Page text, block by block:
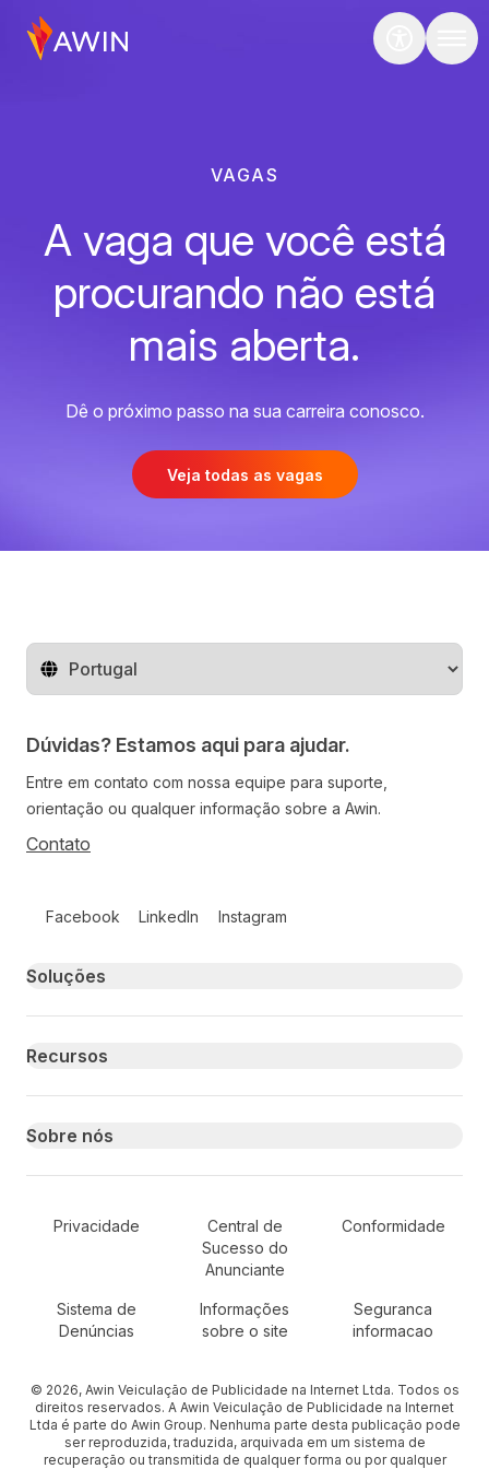
VAGAS
A vaga que você está
procurando não está
mais aberta.
Dê o próximo passo na sua carreira conosco.
Veja todas as vagas
Mude o território
Dúvidas? Estamos aqui para ajudar.
Entre em contato com nossa equipe para suporte,
orientação ou qualquer informação sobre a Awin.
Contato
Facebook LinkedIn Instagram
Primary footer navigation
Soluções
Recursos
Sobre nós
Secondary Footer Navigation
Privacidade
Central de
Sucesso do
Anunciante
Conformidade
Sistema de
Denúncias
Informações
sobre o site
Seguranca
informacao
© 2026, Awin Veiculação de Publicidade na Internet Ltda. Todos os
direitos reservados. A Awin Veiculação de Publicidade na Internet
Ltda é parte do Awin Group. Nenhuma parte desta publicação pode
ser reproduzida, traduzida, arquivada em um sistema de
recuperação ou transmitida de qualquer forma ou por qualquer